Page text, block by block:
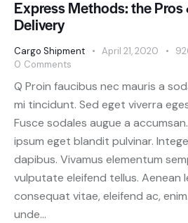
Express Methods: the Pros
Delivery
Cargo Shipment April 21, 2020
0 Comments
Q Proin faucibus nec mauris a
mi tincidunt. Sed eget viverra
Fusce sodales augue a
ipsum eget blandit pulvinar.
dapibus. Vivamus elementum
vulputate eleifend tellus. Aenean
consequat vitae, eleifend ac,
unde…